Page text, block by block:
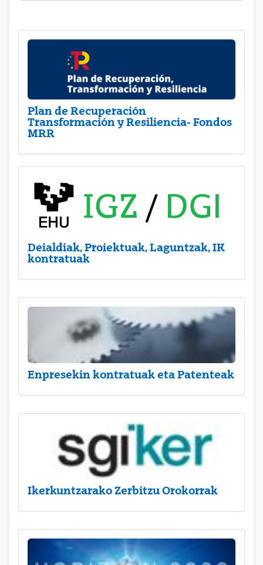
Plan de Recuperación
Transformación y Resiliencia- Fondos
MRR
Deialdiak, Proiektuak, Laguntzak, IK
kontratuak
Enpresekin kontratuak eta Patenteak
Ikerkuntzarako Zerbitzu Orokorrak